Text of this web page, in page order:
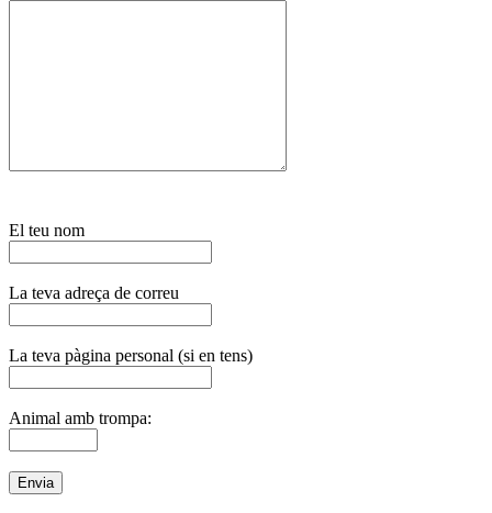
El teu nom
La teva adreça de correu
La teva pàgina personal (si en tens)
Animal amb trompa: